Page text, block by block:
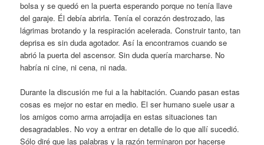
bolsa y se quedó en la puerta esperando porque no tenía llave
del garaje. Él debía abrirla. Tenía el corazón destrozado, las
lágrimas brotando y la respiración acelerada. Construir tanto, tan
deprisa es sin duda agotador. Así la encontramos cuando se
abrió la puerta del ascensor. Sin duda quería marcharse. No
habría ni cine, ni cena, ni nada.
Durante la discusión me fui a la habitación. Cuando pasan estas
cosas es mejor no estar en medio. El ser humano suele usar a
los amigos como arma arrojadija en estas situaciones tan
desagradables. No voy a entrar en detalle de lo que allí sucedió.
Sólo diré que las palabras y la razón terminaron por hacerse